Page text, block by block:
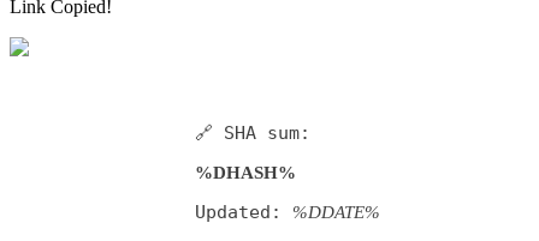
Link Copied!
🔗 SHA sum:
%DHASH%
Updated: %DDATE%